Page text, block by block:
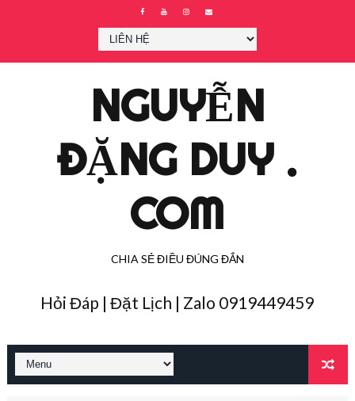
NGUYỄN
ĐẶNG DUY .
COM
CHIA SẺ ĐIỀU ĐÚNG ĐẮN
Hỏi Đáp | Đặt Lịch | Zalo 0919449459